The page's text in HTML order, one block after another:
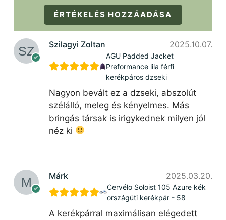
ÉRTÉKELÉS HOZZÁADÁSA
Szilagyi Zoltan 2025.10.07.
AGU Padded Jacket
Preformance lila férfi
kerékpáros dzseki
Nagyon bevált ez a dzseki, abszolút
szélálló, meleg és kényelmes. Más
bringás társak is irigykednek milyen jól
néz ki
Márk 2025.03.20.
Cervélo Soloist 105 Azure kék
országúti kerékpár - 58
A kerékpárral maximálisan elégedett